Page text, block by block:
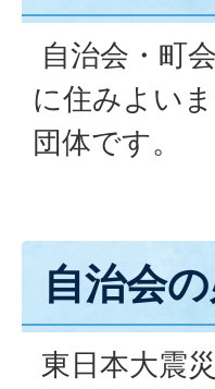
自治会・町
に住みよい
団体です。
自治会
東日本大震